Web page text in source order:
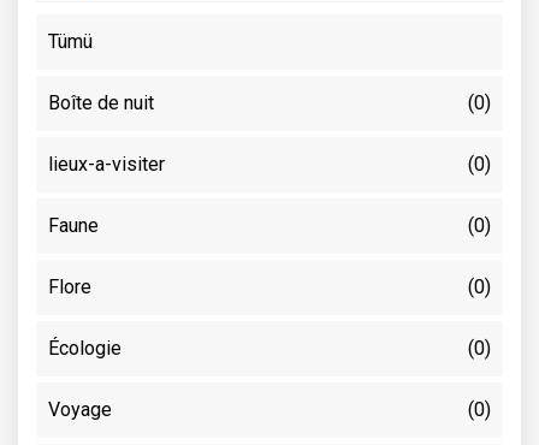
Tümü
Boîte de nuit (0)
lieux-a-visiter (0)
Faune (0)
Flore (0)
Écologie (0)
Voyage (0)